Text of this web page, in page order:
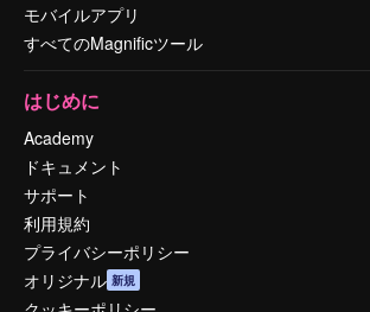
モバイルアプリ
すべてのMagnificツール
はじめに
Academy
ドキュメント
サポート
利用規約
プライバシーポリシー
オリジナル 新規